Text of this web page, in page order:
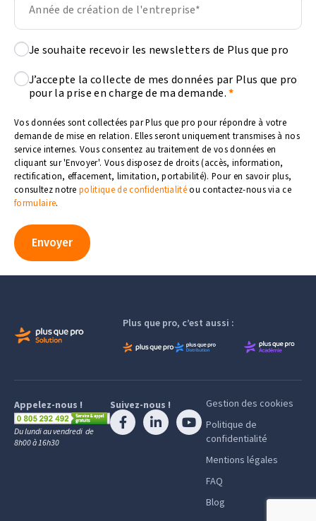
Je souhaite recevoir les newsletters de Plus que pro
J’accepte la collecte de mes données par Plus que pro
pour la prise en charge de ma demande.
Vos données sont collectées par Plus que pro pour répondre à votre
demande de mise en relation. Elles seront uniquement transmises à nos
service internes. Vous consentez au traitement de vos données en
cliquant sur 'Envoyer'. Vous disposez de droits (accès, information,
rectification, effacement, limitation, portabilité). Pour en savoir plus,
consultez notrepolitique de confidentialitéou contactez-nous via ce
formulaire.
Envoyer
Plus que pro, c’est aussi :
Appelez-nous !
Du lundi au vendredi de
8h00 à 16h30
Suivez-nous !
Gestion des cookies
Politique de
confidentialité
Mentions légales
FAQ
Blog